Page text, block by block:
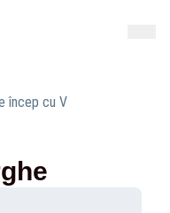
încep cu V